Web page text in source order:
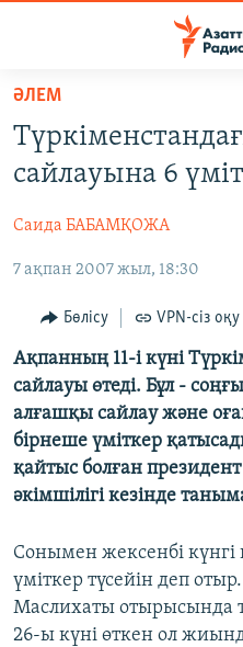
Skip
main
content
to
Navigation
Search
САЯСАТ
AZATTYQTV
ҚАҢТАР ОҚИҒАСЫ
АДАМ ҚҰҚЫҚТАРЫ
ӘЛЕУМЕТ
ӘЛЕМ
АРНАЙЫ ЖОБАЛАР
Русский
Басқа тілдерде
ӘЛЕМ
сайлауына 6
Саида БАБАМҚОЖА
7 ақпан 2007 жыл, 18:30
Бөлісу VPN-сіз оқу
Ақпанның 11-і күні
сайлауы өтеді. Бұл -
алғашқы сайлау және
бірнеше үміткер
қайтыс болған
әкімшілігі кезінде
Сонымен жексенбі күнгі
үміткер түсейін деп
Маслихаты отырысында
26-ы күні өткен ол